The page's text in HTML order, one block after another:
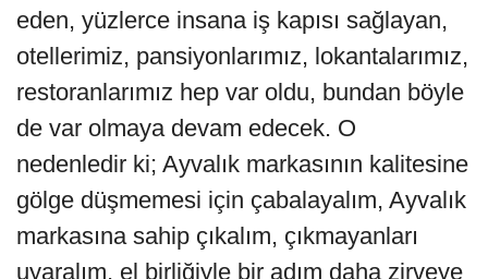
eden, yüzlerce insana iş kapısı sağlayan,
otellerimiz, pansiyonlarımız, lokantalarımız,
restoranlarımız hep var oldu, bundan böyle
de var olmaya devam edecek. O
nedenledir ki; Ayvalık markasının kalitesine
gölge düşmemesi için çabalayalım, Ayvalık
markasına sahip çıkalım, çıkmayanları
uyaralım, el birliğiyle bir adım daha zirveye